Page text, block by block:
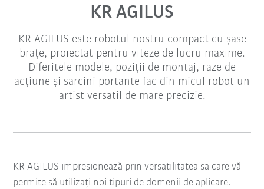
KR AGILUS
KR AGILUS este robotul nostru compact cu șase
brațe, proiectat pentru viteze de lucru maxime.
Diferitele modele, poziții de montaj, raze de
acțiune și sarcini portante fac din micul robot un
artist versatil de mare precizie.
KR AGILUS impresionează prin versatilitatea sa care vă
permite să utilizați noi tipuri de domenii de aplicare.